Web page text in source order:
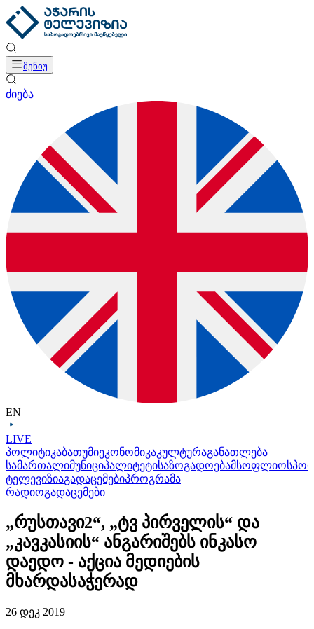
მენიუ
ძიება
EN
LIVE
პოლიტიკაბათუმიეკონომიკაკულტურაგანათლება
სამართალიმუნიციპალიტეტისაზოგადოებამსოფლიო
ტელევიზიაგადაცემებიპროგრამა
რადიოგადაცემები
„რუსთავი2“, „ტვ პირველის“ და
„კავკასიის“ ანგარიშებს ინკასო
დაედო - აქცია მედიების
მხარდასაჭერად
26 დეკ 2019